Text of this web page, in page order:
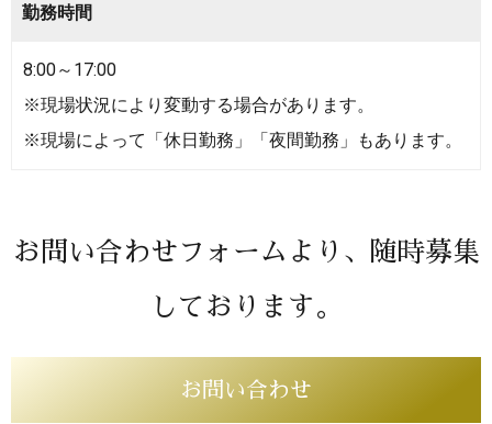
勤務時間
8:00～17:00
※現場状況により変動する場合があります。
※現場によって「休日勤務」「夜間勤務」もあります。
お問い合わせフォームより、随時募集
しております。
お問い合わせ